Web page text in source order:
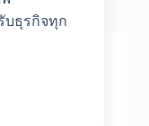
บธุรกิจทุก